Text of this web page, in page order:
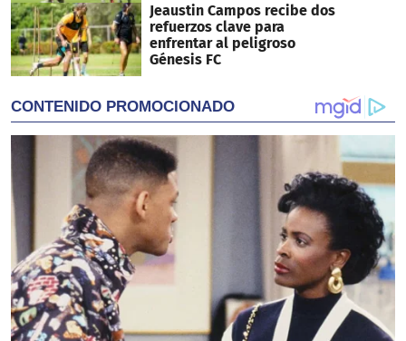
Jeaustin Campos recibe dos
refuerzos clave para
enfrentar al peligroso
Génesis FC